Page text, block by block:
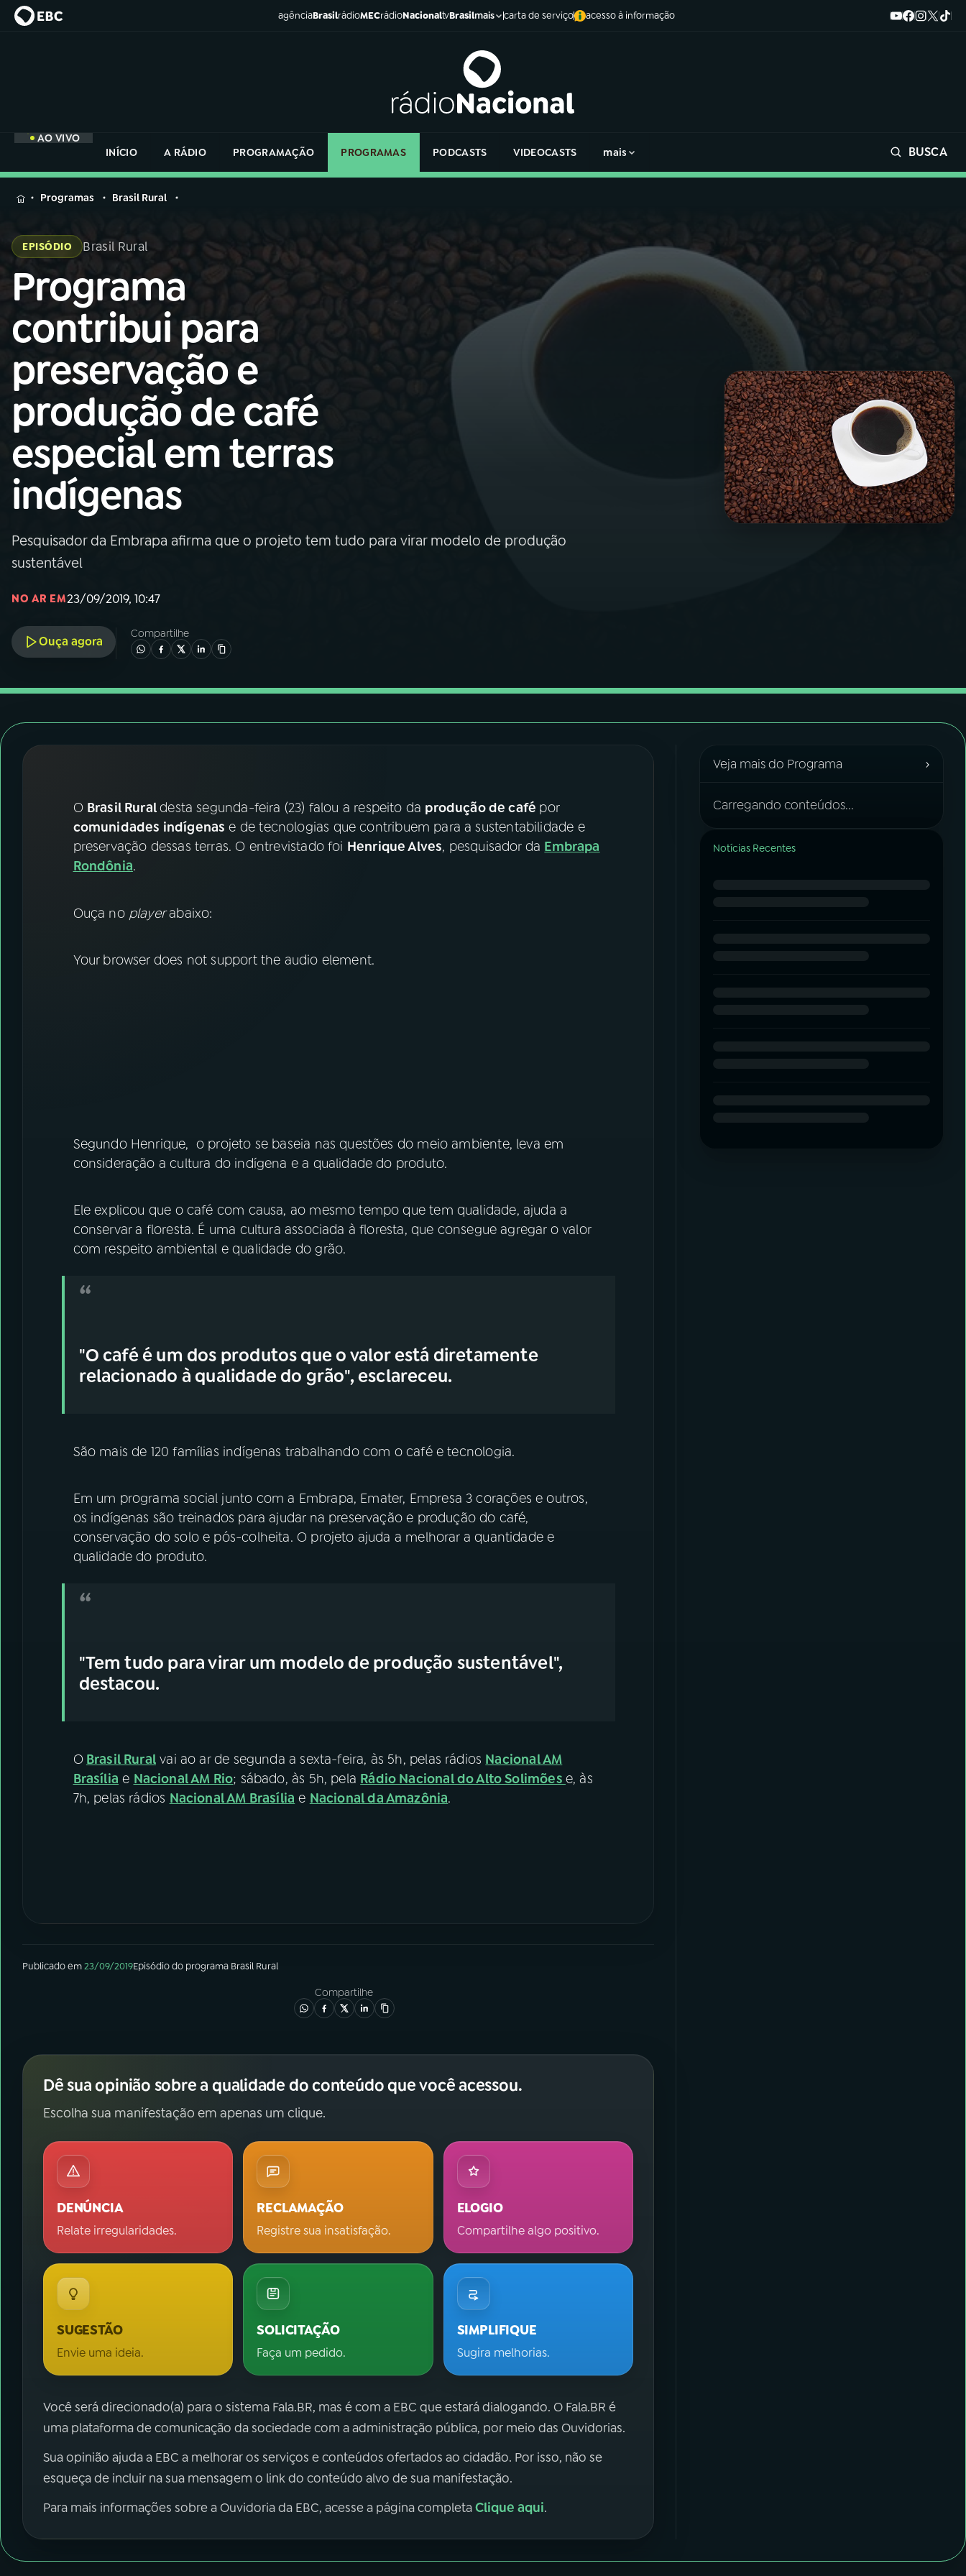
agênciaBrasilrádioMECrádioNacionaltvBrasilmais carta de serviço acesso à informação
AO VIVO
INÍCIO
A RÁDIO PROGRAMAÇÃO PROGRAMAS PODCASTS VIDEOCASTS mais BUSCA
MENU
Buscar
na
Rádio
Nacional
Buscar
AO VIVO
01INÍCIO
02A RÁDIO
03 PROGRAMAÇÃO
04PROGRAMAS
06VIDEOCASTS
07ÚLTIMAS
08FESTIVAL DE MÚSICA
Instagram X
na
Rádio
Nacional
Programas Brasil Rural
EPISÓDIO Brasil Rural
Programa
contribui para
preservação e
produção de café
especial em terras
indígenas
Pesquisador da Embrapa afirma que o projeto tem tudo para virar modelo de produção
sustentável
NO AR EM23/09/2019, 10:47
Ouça agora
Compartilhe
O Brasil Ruraldesta segunda-feira (23) falou a respeito da produção de café por
comunidades indígenas e de tecnologias que contribuem para a sustentabilidade e
preservação dessas terras. O entrevistado foi Henrique Alves, pesquisador da Embrapa
Rondônia.
Ouça no playerabaixo:
Your browser does not support the audio element.
Segundo Henrique, o projeto se baseia nas questões do meio ambiente, leva em
consideração a cultura do indígena e a qualidade do produto.
Ele explicou que o café com causa, ao mesmo tempo que tem qualidade, ajuda a
conservar a floresta. É uma cultura associada à floresta, que consegue agregar o valor
com respeito ambiental e qualidade do grão.
"O café é um dos produtos que o valor está diretamente
relacionado à qualidade do grão", esclareceu.
São mais de 120 famílias indígenas trabalhando com o café e tecnologia.
Em um programa social junto com a Embrapa, Emater, Empresa 3 corações e outros,
os indígenas são treinados para ajudar na preservação e produção do café,
conservação do solo e pós-colheita. O projeto ajuda a melhorar a quantidade e
qualidade do produto.
"Tem tudo para virar um modelo de produção sustentável",
destacou.
O Brasil Rural vai ao ar de segunda a sexta-feira, às 5h, pelas rádios Nacional AM
Brasília e Nacional AM Rio; sábado, às 5h, pela Rádio Nacional do Alto Solimões e, às
7h, pelas rádios Nacional AM Brasília e Nacional da Amazônia.
Publicado em23/09/2019Episódiodo programa Brasil Rural
Compartilhe
Dê sua opinião sobre a qualidade do conteúdo que você acessou.
Escolha sua manifestação em apenas um clique.
DENÚNCIA
Relate irregularidades.
RECLAMAÇÃO
Registre sua insatisfação.
ELOGIO
Compartilhe algo positivo.
SUGESTÃO
Envie uma ideia.
SOLICITAÇÃO
Faça um pedido.
SIMPLIFIQUE
Sugira melhorias.
Você será direcionado(a) para o sistema Fala.BR, mas é com a EBC que estará dialogando. O Fala.BR é
uma plataforma de comunicação da sociedade com a administração pública, por meio das Ouvidorias.
Sua opinião ajuda a EBC a melhorar os serviços e conteúdos ofertados ao cidadão. Por isso, não se
esqueça de incluir na sua mensagem o link do conteúdo alvo de sua manifestação.
Para mais informações sobre a Ouvidoria da EBC, acesse a página completaClique aqui.
Veja mais do Programa ›
Carregando conteúdos...
Notícias Recentes